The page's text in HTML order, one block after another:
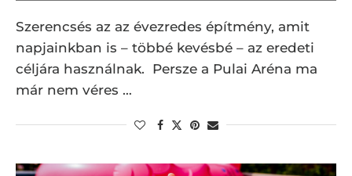
Szerencsés az az évezredes építmény, amit
napjainkban is – többé kevésbé – az eredeti
céljára használnak. Persze a Pulai Aréna ma
már nem véres …